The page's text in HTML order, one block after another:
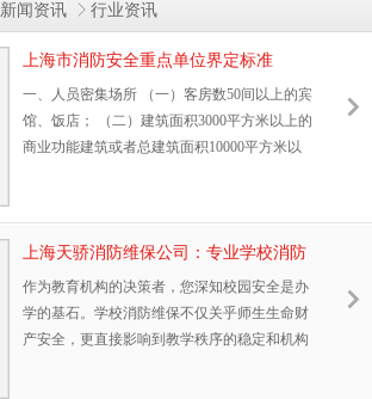
新闻资讯 行业资讯
上海市消防安全重点单位界定标准
（2023年修订）
一、人员密集场所 （一）客房数50间以上的宾
馆、饭店； （二）建筑面积3000平方米以上的
商业功能建筑或者总建筑面积10000平方米以
以上的批发市场； （四）建筑面积5000平方米
以上的民用机场航站楼、客运车站候车室、客
运码头候船厅； （五）总建筑面积3000平方米
以上的对公众开放的体育场馆、会堂； （六）
建筑面积2000平方米以上的餐饮场所； （七）
上海天骄消防维保公司：专业学校消防
维保服务,守护校园安全，助力教育机构
合规运营
作为教育机构的决策者，您深知校园安全是办
学的基石。学校消防维保不仅关乎师生生命财
产安全，更直接影响到教学秩序的稳定和机构